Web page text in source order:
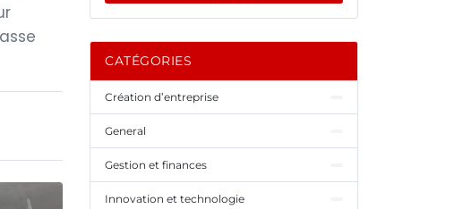
CATÉGORIES
Création d’entreprise
General
Gestion et finances
Innovation et technologie